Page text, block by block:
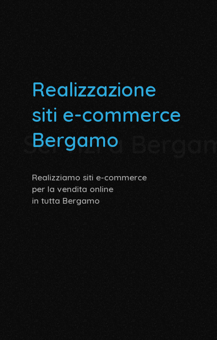
Realizzazione
siti e-commerce
Bergamo
Servizi a
Realizziamo siti e-commerce
per la vendita online
in tutta Bergamo